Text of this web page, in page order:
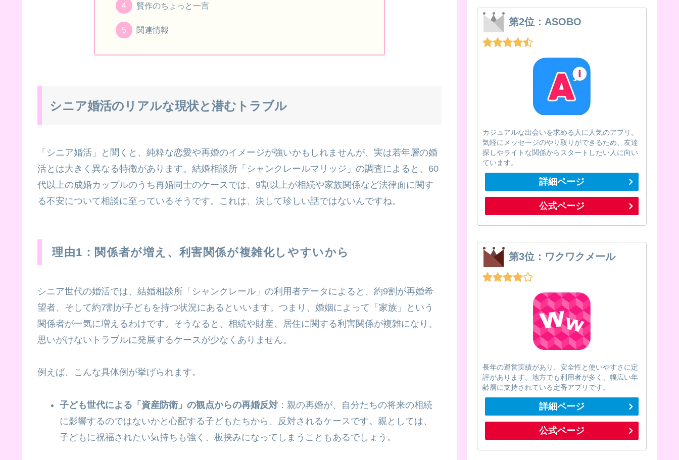
賢作のちょっと一言
関連情報
シニア婚活のリアルな現状と潜むトラブル
「シニア婚活」と聞くと、純粋な恋愛や再婚のイメージが強いかもしれませんが、実は若年層の婚
活とは大きく異なる特徴があります。結婚相談所「シャンクレールマリッジ」の調査によると、60
代以上の成婚カップルのうち再婚同士のケースでは、9割以上が相続や家族関係など法律面に関す
る不安について相談に至っているそうです。これは、決して珍しい話ではないんですね。
理由1：関係者が増え、利害関係が複雑化しやすいから
シニア世代の婚活では、結婚相談所「シャンクレール」の利用者データによると、約9割が再婚希
望者、そして約7割が子どもを持つ状況にあるといいます。つまり、婚姻によって「家族」という
関係者が一気に増えるわけです。そうなると、相続や財産、居住に関する利害関係が複雑になり、
思いがけないトラブルに発展するケースが少なくありません。
例えば、こんな具体例が挙げられます。
子ども世代による「資産防衛」の観点からの再婚反対：親の再婚が、自分たちの将来の相続
に影響するのではないかと心配する子どもたちから、反対されるケースです。親としては、
子どもに祝福されたい気持ちも強く、板挟みになってしまうこともあるでしょう。
第2位：ASOBO
カジュアルな出会いを求める人に人気のアプリ。
気軽にメッセージのやり取りができるため、友達
探しやライトな関係からスタートしたい人に向い
ています。
詳細ページ
公式ページ
第3位：ワクワクメール
長年の運営実績があり、安全性と使いやすさに定
評があります。地方でも利用者が多く、幅広い年
齢層に支持されている定番アプリです。
詳細ページ
公式ページ